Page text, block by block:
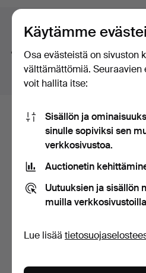
elegance.
Of note are several standout
executed designs from the
Warmly welcome!
olevat
huutokaupat
Hakuvinkkejä
Teemme automaattisesti
haet sanallakorulöydämme
Tässä ovat
esineet, jotka
Näytä kaikki esineet
Käytämme
Osa evästeistä on sivuston
välttämättömiä. Seuraavien
voit hallita itse:
Sisällön ja
sinulle sopiviksi sen
verkkosivustoa.
Auctionetin
Uutuuksien ja sisällön
muilla
Lue lisää